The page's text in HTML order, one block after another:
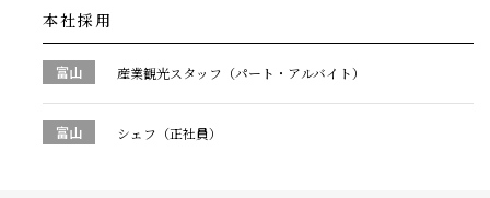
医療・ヘルス
ケア
会社概要
本社採用
富山 産業観光スタッフ（パート・アルバイト）
富山 シェフ（正社員）